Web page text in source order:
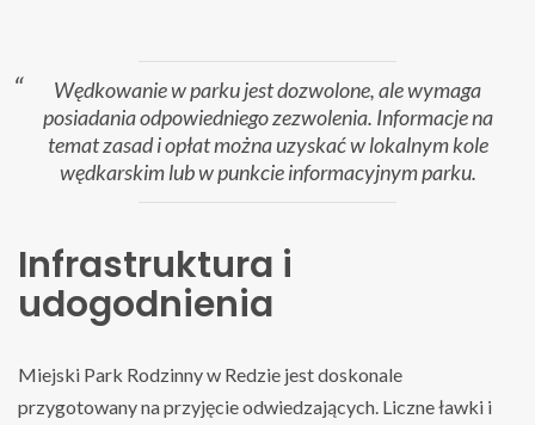
Wędkowanie w parku jest dozwolone, ale wymaga
posiadania odpowiedniego zezwolenia. Informacje na
temat zasad i opłat można uzyskać w lokalnym kole
wędkarskim lub w punkcie informacyjnym parku.
Infrastruktura i
udogodnienia
Miejski Park Rodzinny w Redzie jest doskonale
przygotowany na przyjęcie odwiedzających. Liczne ławki i